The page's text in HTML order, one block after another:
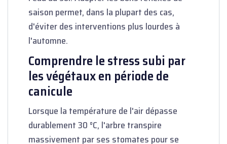
saison permet, dans la plupart des cas,
d'éviter des interventions plus lourdes à
l'automne.
Comprendre le stress subi par
les végétaux en période de
canicule
Lorsque la température de l'air dépasse
durablement 30 °C, l'arbre transpire
massivement par ses stomates pour se